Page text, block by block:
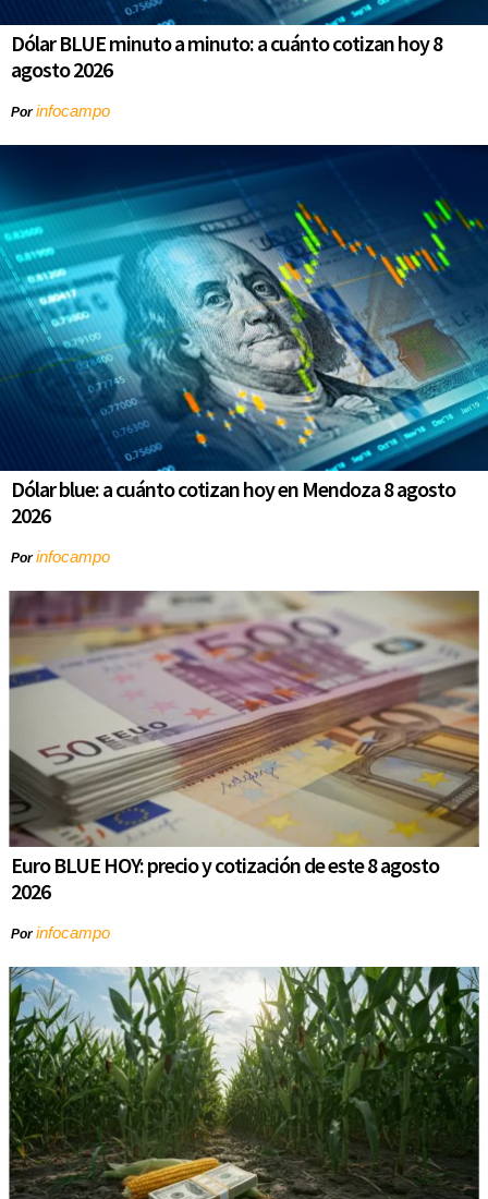
Dólar BLUE minuto a minuto: a cuánto cotizan hoy 8
agosto 2026
Porinfocampo
Dólar blue: a cuánto cotizan hoy en Mendoza 8 agosto
2026
Porinfocampo
Euro BLUE HOY: precio y cotización de este 8 agosto
2026
Porinfocampo